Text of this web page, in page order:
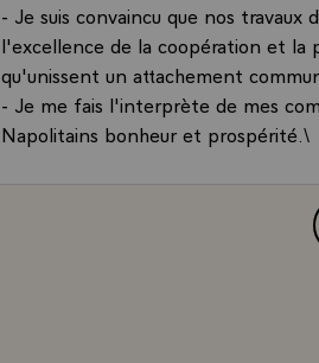
- Je suis convaincu que nos
l'excellence de la coopération et
qu'unissent un attachement
- Je me fais l'interprète de mes
Napolitains bonheur et prospérité.\